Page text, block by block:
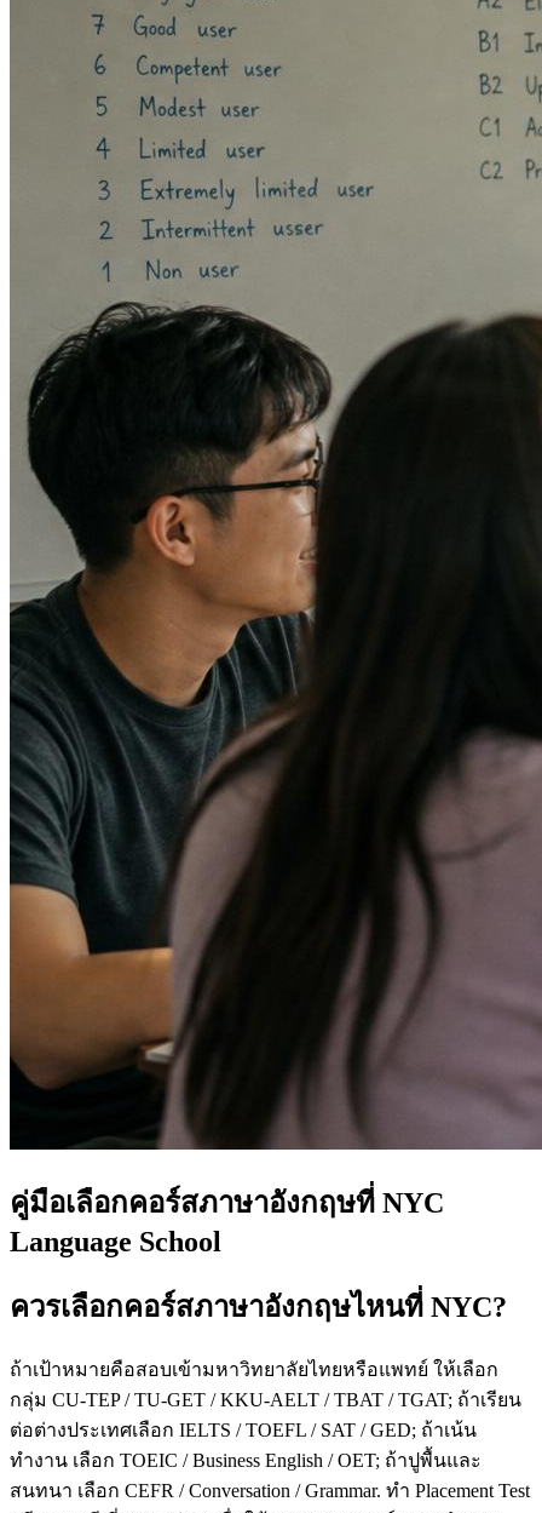
คู่มือเลือกคอร์สภาษาอังกฤษที่ NYC
Language School
ควรเลือกคอร์สภาษาอังกฤษไหนที่ NYC?
ถ้าเป้าหมายคือสอบเข้ามหาวิทยาลัยไทยหรือแพทย์ ให้เลือก
กลุ่ม CU-TEP / TU-GET / KKU-AELT / TBAT / TGAT; ถ้าเรียน
ต่อต่างประเทศเลือก IELTS / TOEFL / SAT / GED; ถ้าเน้น
ทำงาน เลือก TOEIC / Business English / OET; ถ้าปูพื้นและ
สนทนา เลือก CEFR / Conversation / Grammar. ทำ Placement Test